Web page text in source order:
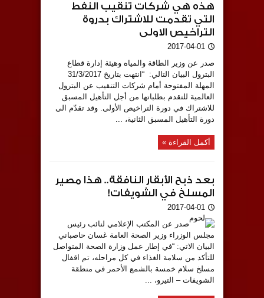
هذه هي شركات تنقيب النفط
التي تقدمت للاشتراك بدروة
التراخيص الاولى
2017-04-01
صدر عن وزير الطاقة والمياه وهيئة إدارة قطاع
البترول البيان التالي: “انتهت بتاريخ 31/3/2017
المهلة المفتوحة أمام شركات التنقيب عن البترول
العالمية للتقدم بطلباتها من أجل التأهيل المسبق
للاشتراك في دورة التراخيص الأولى. وقد تقدّم الى
دورة التأهيل المسبق الثانية، ...
أكمل القراءة »
بعد ذبح الأبقار النافقة.. هذا مصير
المسلخ في الشويفات!
2017-04-01
صدر عن المكتب الإعلامي لنائب رئيس
مجلس الوزراء وزير الصحة العامة غسان حاصباني
البيان الاتي: “في إطار عمل وزارة الصحة المتواصل
للتأكد من سلامة الغذاء في كل مراحله، تم اقفال
مسلخ سلام خمسة بالشمع الأحمر في منطقة
الشويفات – التيرو، ...